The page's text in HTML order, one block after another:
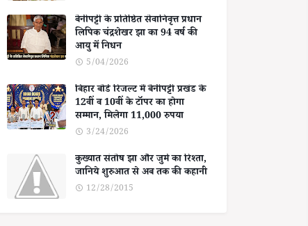
बेनीपट्टी के प्रतिष्ठित सेवानिवृत्त प्रधान
लिपिक चंद्रशेखर झा का 94 वर्ष की
आयु में निधन
5/04/2026
बिहार बोर्ड रिजल्ट में बेनीपट्टी प्रखंड के
12वीं व 10वीं के टॉपर का होगा
सम्मान, मिलेगा 11,000 रुपया
3/24/2026
कुख्यात संतोष झा और जुर्म का रिश्ता,
जानिये शुरुआत से अब तक की कहानी
12/28/2015